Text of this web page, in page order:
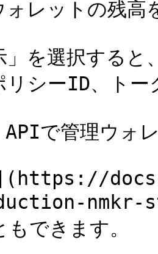
レットの残高
」を選択する
リシーID、ト
で管理ウォ
nmkr-
できます。